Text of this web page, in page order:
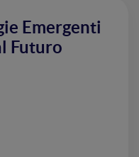
Emergenti
Futuro